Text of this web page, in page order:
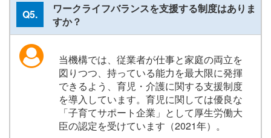
Q5.
ワークライフバランスを支援する制度はありま
すか？
当機構では、従業者が仕事と家庭の両立を
図りつつ、持っている能力を最大限に発揮
できるよう、育児・介護に関する支援制度
を導入しています。育児に関しては優良な
「子育てサポート企業」として厚生労働大
臣の認定を受けています（2021年）。